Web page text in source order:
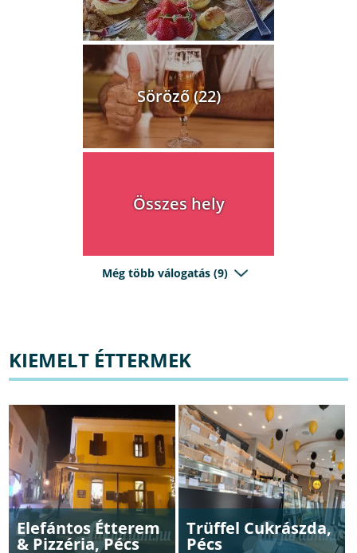
Söröző (22)
Összes hely
Még több válogatás (9)
KIEMELT ÉTTERMEK
Elefántos Étterem
& Pizzéria, Pécs
Trüffel Cukrászda,
Pécs